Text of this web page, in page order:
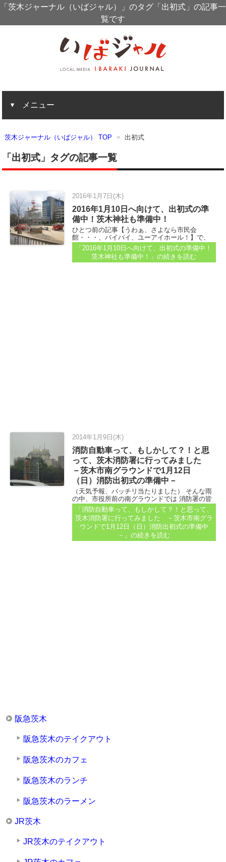
「茨木ジャーナル（いばジャル）」のタグ「出初式」の記事一
覧です
メニュー
茨木ジャーナル（いばジャル） TOP 出初式
「出初式」タグの記事一覧
2016年1月7日(木)
2016年1月10日へ向けて、出初式の準
備中！茨木神社も準備中！
ひとつ前の記事【うわぁ、さよなら市民会
館・・・、バイバイ、ユーアイホール！】で、
茨木市民会館のことを書きましたが、ちょうど
その向かい側、茨木市役所前の中央公園南グラ
ンドをみると、 消防署の方々が、1月10日の出初
「2016年1月10日へ向けて、出初式の準備中！
茨木神社も準備中！」の続きを読む
2014年1月9日(木)
消防自動車って、もしかして？！と思
って、茨木消防署に行ってみました
－茨木市南グラウンドで1月12日
（日）消防出初式の準備中－
（天気予報、バッチリ当たりました） そんな雨
の中、市役所前の南グラウンドでは 消防署の皆
さんが、黙々と作業をしていました。 消防自動
車も出動してます...
「消防自動車って、もしかして？！と思って、
茨木消防署に行ってみました －茨木市南グラ
ウンドで1月12日（日）消防出初式の準備中
－」の続きを読む
阪急茨木
阪急茨木のテイクアウト
阪急茨木のカフェ
阪急茨木のランチ
阪急茨木のラーメン
JR茨木
JR茨木のテイクアウト